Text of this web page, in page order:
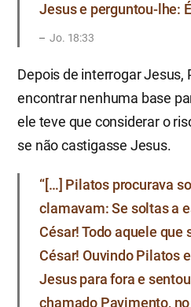
Jesus e perguntou-lhe:
Jo. 18:33
Depois de interrogar Jesus,
encontrar nenhuma base
ele teve que considerar o
se não castigasse Jesus.
“[…] Pilatos procurava
clamavam: Se soltas a
César! Todo aquele que
César! Ouvindo Pilatos
Jesus para fora e
chamado Pavimento, no